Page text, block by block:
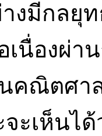
งมีกลยุ
เนื่องผ่า
คณิตศา
ะเห็นไ